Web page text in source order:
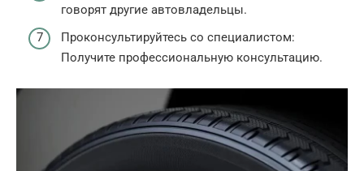
говорят другие автовладельцы.
Проконсультируйтесь со специалистом:
Получите профессиональную консультацию.